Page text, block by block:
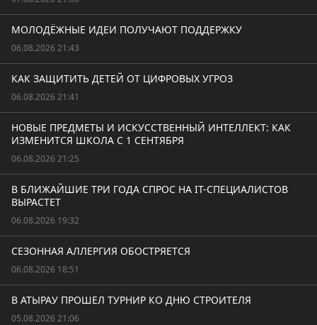
МОЛОДЁЖНЫЕ ИДЕИ ПОЛУЧАЮТ ПОДДЕРЖКУ
06.08.2026 21:43
КАК ЗАЩИТИТЬ ДЕТЕЙ ОТ ЦИФРОВЫХ УГРОЗ
06.08.2026 21:41
НОВЫЕ ПРЕДМЕТЫ И ИСКУССТВЕННЫЙ ИНТЕЛЛЕКТ: КАК
ИЗМЕНИТСЯ ШКОЛА С 1 СЕНТЯБРЯ
06.08.2026 21:25
В БЛИЖАЙШИЕ ТРИ ГОДА СПРОС НА IT-СПЕЦИАЛИСТОВ
ВЫРАСТЕТ
06.08.2026 19:32
СЕЗОННАЯ АЛЛЕРГИЯ ОБОСТРЯЕТСЯ
06.08.2026 18:51
В АТЫРАУ ПРОШЕЛ ТУРНИР КО ДНЮ СТРОИТЕЛЯ
05.08.2026 21:06